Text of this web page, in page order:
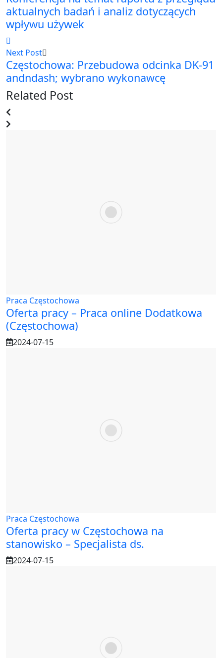
aktualnych badań i analiz dotyczących
wpływu używek
Next Post
Częstochowa: Przebudowa odcinka DK-91
andndash; wybrano wykonawcę
Related Post
Praca Częstochowa
Oferta pracy – Praca online Dodatkowa
(Częstochowa)
2024-07-15
Praca Częstochowa
Oferta pracy w Częstochowa na
stanowisko – Specjalista ds.
2024-07-15